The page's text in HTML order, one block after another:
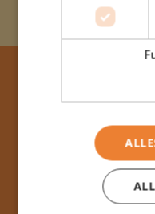
Adres &
Willinkschool
Rijksstraatweg 89
Bennebroek